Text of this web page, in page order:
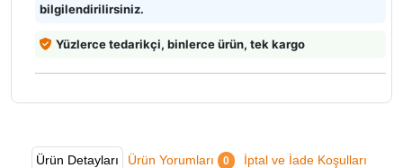
bilgilendirilirsiniz.
Yüzlerce tedarikçi, binlerce ürün, tek kargo
Ürün Detayları Ürün Yorumları 0 İptal ve İade Koşulları